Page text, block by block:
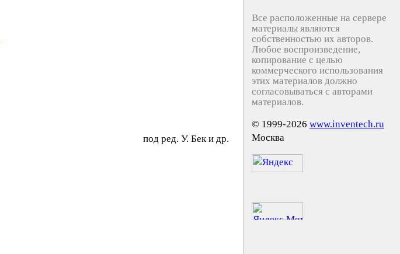
под ред. У. Бeк и др.
Все расположенные на сервере
материалы являются
собственностью их авторов.
Любое воспроизведение,
копирование с целью
коммерческого использования
этих материалов должно
согласовываться с авторами
материалов.
© 1999-2026 www.inventech.ru
Москва